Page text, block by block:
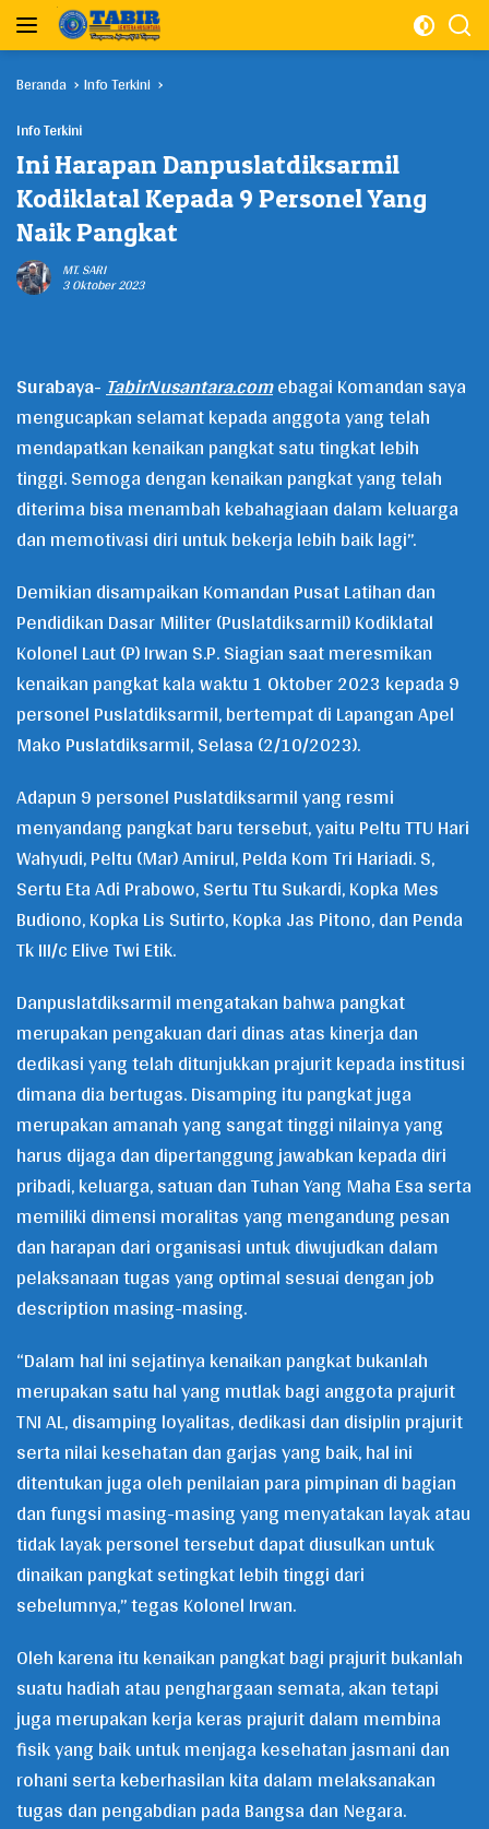
Langsung
konten
Beranda
Info Terkini
Info Terkini
Ini Harapan Danpuslatdiksarmil
Kodiklatal Kepada 9 Personel Yang
Naik Pangkat
MT. SARI
3 Oktober 2023
Surabaya-TabirNusantara.comebagai Komandan saya
mengucapkan selamat kepada anggota yang telah
mendapatkan kenaikan pangkat satu tingkat lebih
tinggi. Semoga dengan kenaikan pangkat yang telah
diterima bisa menambah kebahagiaan dalam keluarga
dan memotivasi diri untuk bekerja lebih baik lagi”.
Demikian disampaikan Komandan Pusat Latihan dan
Pendidikan Dasar Militer (Puslatdiksarmil) Kodiklatal
Kolonel Laut (P) Irwan S.P. Siagian saat meresmikan
kenaikan pangkat kala waktu 1 Oktober 2023 kepada 9
personel Puslatdiksarmil, bertempat di Lapangan Apel
Mako Puslatdiksarmil, Selasa (2/10/2023).
Adapun 9 personel Puslatdiksarmil yang resmi
menyandang pangkat baru tersebut, yaitu Peltu TTU Hari
Wahyudi, Peltu (Mar) Amirul, Pelda Kom Tri Hariadi. S,
Sertu Eta Adi Prabowo, Sertu Ttu Sukardi, Kopka Mes
Budiono, Kopka Lis Sutirto, Kopka Jas Pitono, dan Penda
Tk III/c Elive Twi Etik.
Danpuslatdiksarmil mengatakan bahwa pangkat
merupakan pengakuan dari dinas atas kinerja dan
dedikasi yang telah ditunjukkan prajurit kepada institusi
dimana dia bertugas. Disamping itu pangkat juga
merupakan amanah yang sangat tinggi nilainya yang
harus dijaga dan dipertanggung jawabkan kepada diri
pribadi, keluarga, satuan dan Tuhan Yang Maha Esa serta
memiliki dimensi moralitas yang mengandung pesan
dan harapan dari organisasi untuk diwujudkan dalam
pelaksanaan tugas yang optimal sesuai dengan job
description masing-masing.
“Dalam hal ini sejatinya kenaikan pangkat bukanlah
merupakan satu hal yang mutlak bagi anggota prajurit
TNI AL, disamping loyalitas, dedikasi dan disiplin prajurit
serta nilai kesehatan dan garjas yang baik, hal ini
ditentukan juga oleh penilaian para pimpinan di bagian
dan fungsi masing-masing yang menyatakan layak atau
tidak layak personel tersebut dapat diusulkan untuk
dinaikan pangkat setingkat lebih tinggi dari
sebelumnya,” tegas Kolonel Irwan.
Oleh karena itu kenaikan pangkat bagi prajurit bukanlah
suatu hadiah atau penghargaan semata, akan tetapi
juga merupakan kerja keras prajurit dalam membina
fisik yang baik untuk menjaga kesehatan jasmani dan
rohani serta keberhasilan kita dalam melaksanakan
tugas dan pengabdian pada Bangsa dan Negara.